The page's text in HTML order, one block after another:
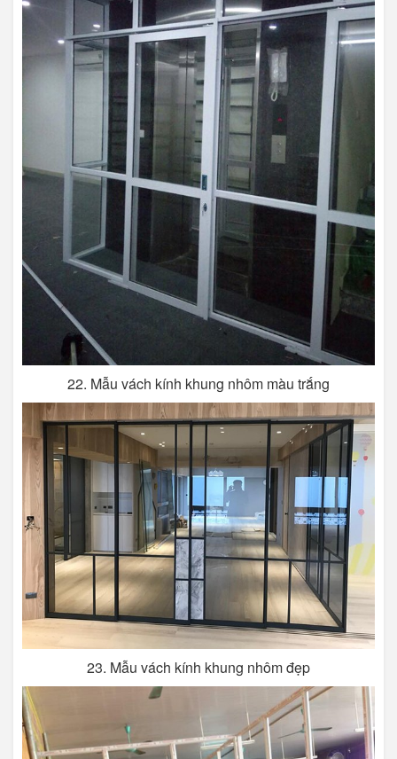
22. Mẫu vách kính khung nhôm màu trắng
23. Mẫu vách kính khung nhôm đẹp